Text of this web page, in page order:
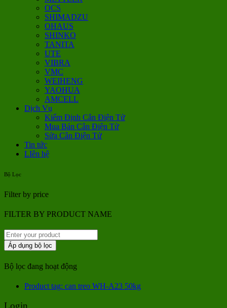
OCS
SHIMADZU
OHAUS
SHINKO
TANITA
UTE
VIBRA
VMC
WEIHENG
YAOHUA
AMCELL
Dịch Vụ
Kiểm Định Cân Điện Tử
Mua Bán Cân Điện Tử
Sửa Cân Điện Tử
Tin tức
LIên hệ
Bộ Lọc
Filter by price
FILTER BY PRODUCT NAME
Áp dụng bộ lọc
Bộ lọc đang hoạt động
Product tag: can treo WH-A23 50kg
Login